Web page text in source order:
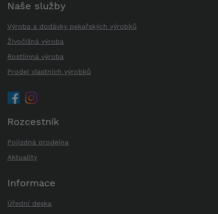
Naše služby
Výroba a dodávky pekařských výrobků
Živočišná výroba
Rostlinná výroba
Prodej vlastních výrobků
Rozcestník
Pojízdná prodejna
Aktuality
Informace
Úřední deska